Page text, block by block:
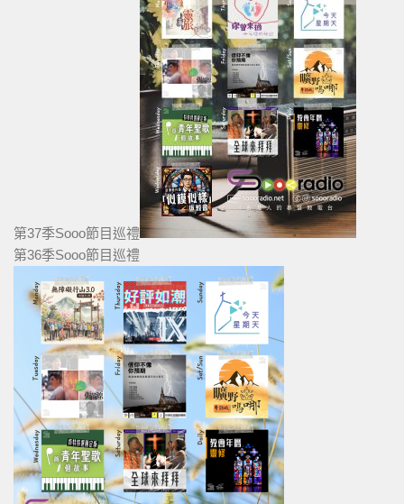
第37季Sooo節目巡禮
第36季Sooo節目巡禮